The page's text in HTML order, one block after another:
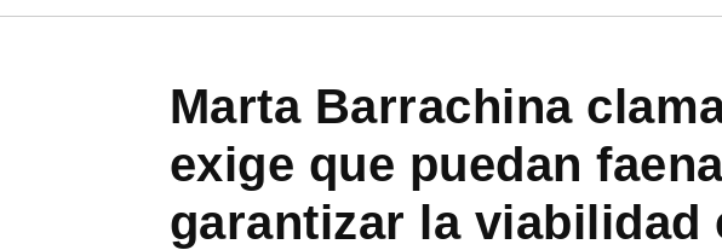
Marta Barrachina
exige que puedan
garantizar la viabilidad